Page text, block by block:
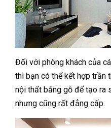
Đối với phòng khách của
thì bạn có thể kết hợp trần
nội thất bằng gỗ để tạo ra
nhưng cũng rất đẳng cấp.